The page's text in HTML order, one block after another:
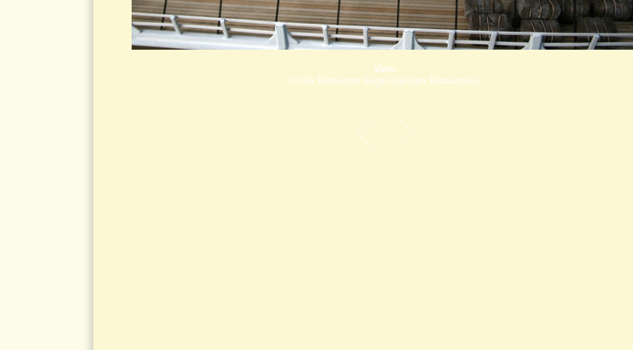
Vorn
© Die Bildrechte liegen bei den Bildautoren